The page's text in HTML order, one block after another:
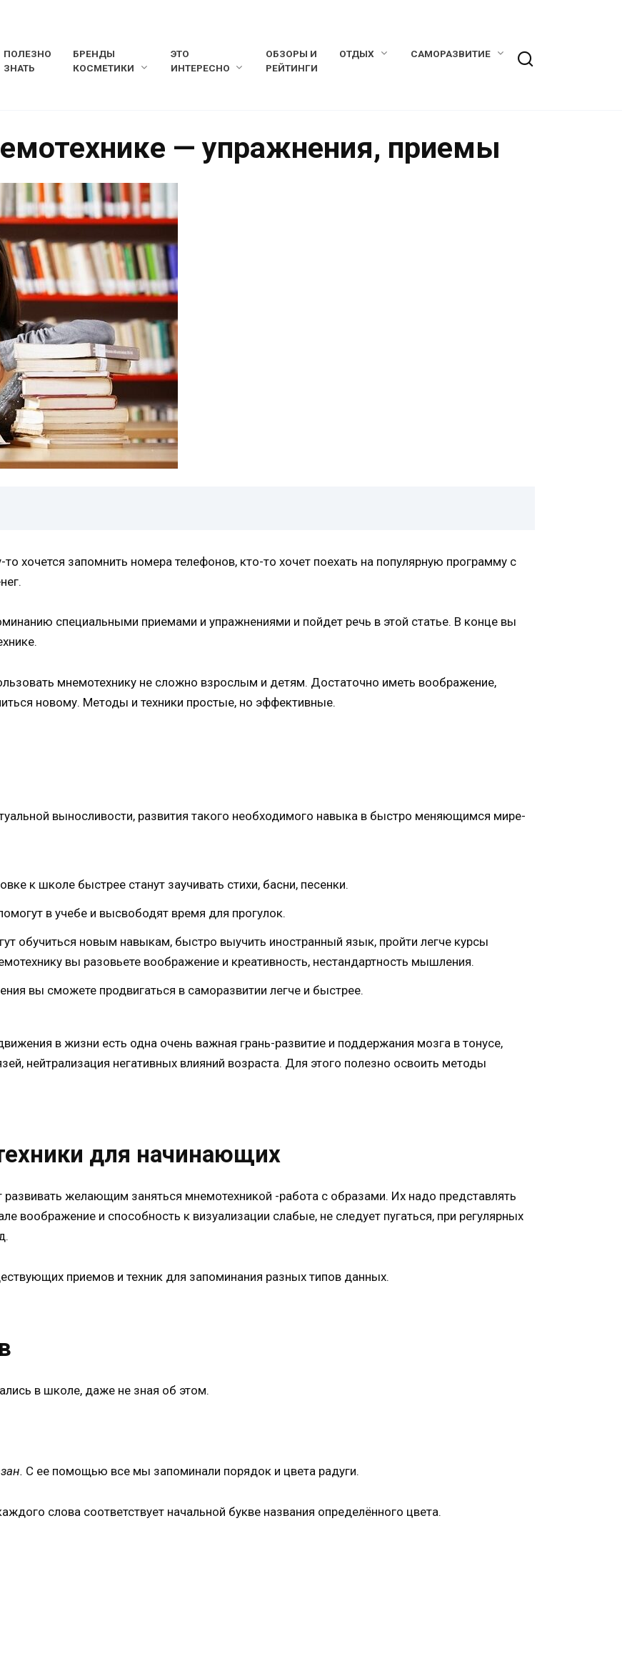
ПОЛЕЗНО
ЗНАТЬ
БРЕНДЫ
КОСМЕТИКИ
ЭТО
ИНТЕРЕСНО
ОБЗОРЫ И
РЕЙТИНГИ
ОТДЫХ САМОРАЗВИТИЕ
— упражнения, приемы
хочется запомнить номера телефонов, кто-то хочет поехать на популярную программу с
специальными приемами и упражнениями и пойдет речь в этой статье. В конце вы
мнемотехнику не сложно взрослым и детям. Достаточно иметь воображение,
новому. Методы и техники простые, но эффективные.
выносливости, развития такого необходимого навыка в быстро меняющимся мире-
к школе быстрее станут заучивать стихи, басни, песенки.
в учебе и высвободят время для прогулок.
обучиться новым навыкам, быстро выучить иностранный язык, пройти легче курсы
вы разовьете воображение и креативность, нестандартность мышления.
вы сможете продвигаться в саморазвитии легче и быстрее.
в жизни есть одна очень важная грань-развитие и поддержания мозга в тонусе,
нейтрализация негативных влияний возраста. Для этого полезно освоить методы
для начинающих
желающим заняться мнемотехникой -работа с образами. Их надо представлять
воображение и способность к визуализации слабые, не следует пугаться, при регулярных
приемов и техник для запоминания разных типов данных.
в школе, даже не зная об этом.
С ее помощью все мы запоминали порядок и цвета радуги.
слова соответствует начальной букве названия определённого цвета.